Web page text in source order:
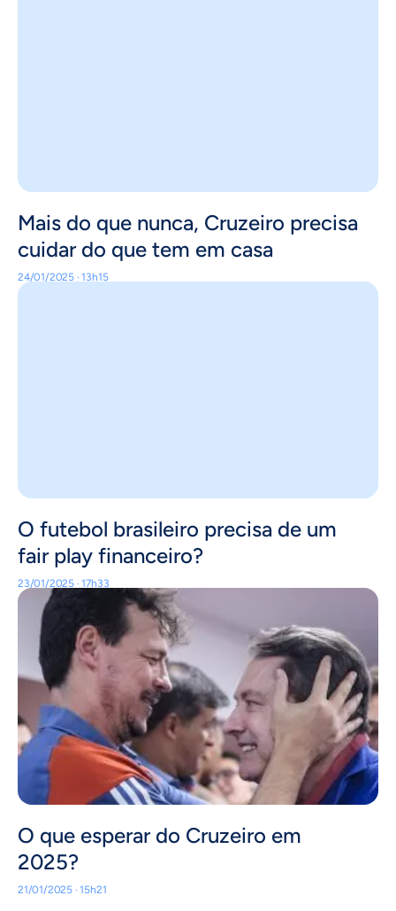
Mais do que nunca, Cruzeiro precisa
cuidar do que tem em casa
24/01/2025 · 13h15
O futebol brasileiro precisa de um
fair play financeiro?
23/01/2025 · 17h33
O que esperar do Cruzeiro em
2025?
21/01/2025 · 15h21